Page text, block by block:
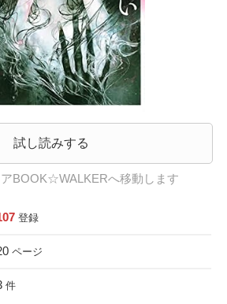
試し読みする
BOOK☆WALKERへ移動します
登録
ページ
件